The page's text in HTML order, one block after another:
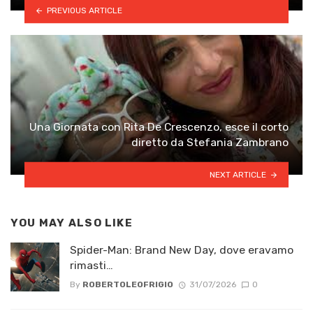
PREVIOUS ARTICLE
Una Giornata con Rita De Crescenzo, esce il corto
diretto da Stefania Zambrano
NEXT ARTICLE
YOU MAY ALSO LIKE
Spider-Man: Brand New Day, dove eravamo
rimasti…
By ROBERTOLEOFRIGIO 31/07/2026 0